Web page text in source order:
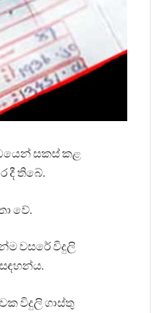
සකස් කළ
දී තිබේ.
වේ.
වසරේ විදුලි
විදුලි ගාස්තු